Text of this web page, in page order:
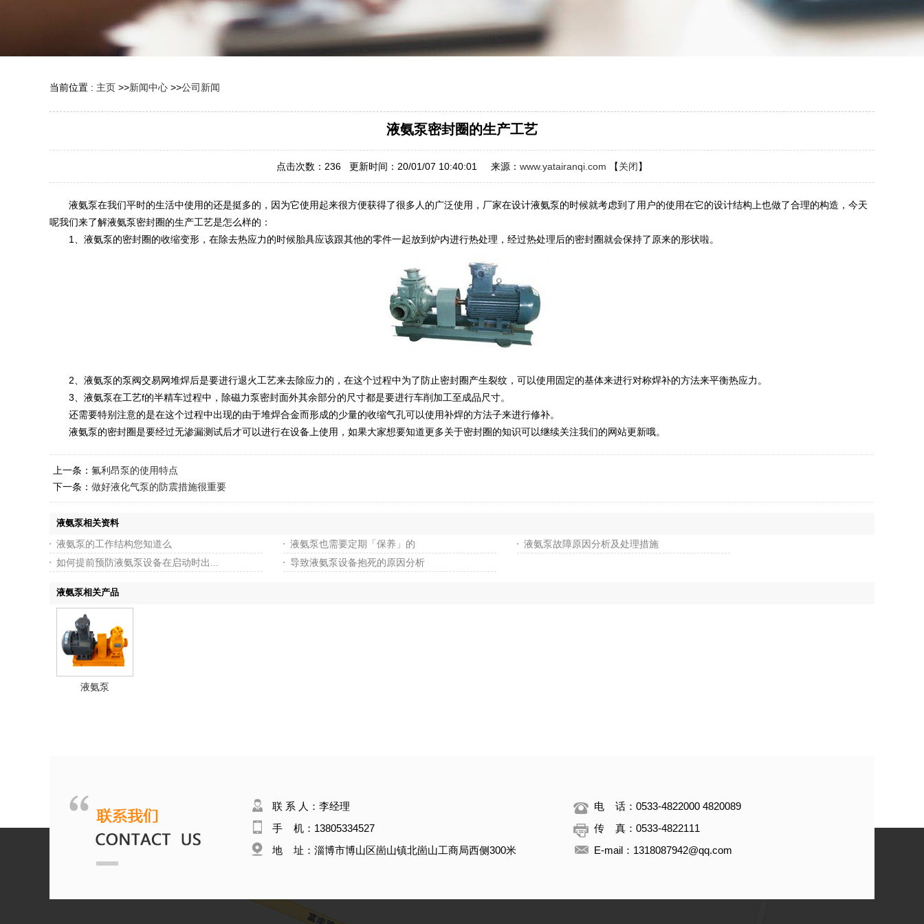
当前位置 : 主页 >>新闻中心 >>公司新闻
液氨泵密封圈的生产工艺
点击次数： 236 更新时间：20/01/07 10:40:01 来源： www.yatairanqi.com 【关闭】
液氨泵在我们平时的生活中使用的还是挺多的，因为它使用起来很方便获得了很多人的广泛使用，厂家在设计液氨泵的时候就考虑到了用户的使用在它的设计结构上也做了合理的构造，今天
呢我们来了解液氨泵密封圈的生产工艺是怎么样的：
1、液氨泵的密封圈的收缩变形，在除去热应力的时候胎具应该跟其他的零件一起放到炉内进行热处理，经过热处理后的密封圈就会保持了原来的形状啦。
2、液氨泵的泵阀交易网堆焊后是要进行退火工艺来去除应力的，在这个过程中为了防止密封圈产生裂纹，可以使用固定的基体来进行对称焊补的方法来平衡热应力。
3、液氨泵在工艺f的半精车过程中，除磁力泵密封面外其余部分的尺寸都是要进行车削加工至成品尺寸。
还需要特别注意的是在这个过程中出现的由于堆焊合金而形成的少量的收缩气孔可以使用补焊的方法子来进行修补。
液氨泵的密封圈是要经过无渗漏测试后才可以进行在设备上使用，如果大家想要知道更多关于密封圈的知识可以继续关注我们的网站更新哦。
上一条： 氟利昂泵的使用特点
下一条： 做好液化气泵的防震措施很重要
液氨泵相关资料
液氨泵的工作结构您知道么 液氨泵也需要定期「保养」的
液氨泵故障原因分析及处理措施
如何提前预防液氨泵设备在启动时出...
导致液氨泵设备抱死的原因分析
液氨泵相关产品
液氨泵
联 系 人：李经理
手 机：13805334527
地 址：淄博市博山区崮山镇北崮山工商局西侧300米
电 话：0533-4822000 4820089
传 真：0533-4822111
E-mail ： 1318087942@qq.com